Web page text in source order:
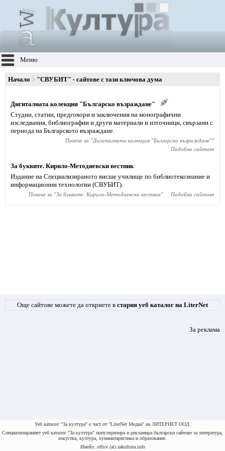
Меню
Начало "СВУБИТ" - сайтове с тази ключова дума
Дигиталната колекция "Българско възраждане"
Студии, статии, предговори и заключения на монографични
изследвания, библиографии и други материали и източници, свързани с
периода на Българското възраждане.
Повече за "Дигиталната колекция "Българско възраждане""
Подобни сайтове
За буквите. Кирило-Методиевски вестник
Издание на Специализираното висше училище по библиотекознание и
информационни технологии (СВУБИТ).
Повече за "За буквите. Кирило-Методиевски вестник" Подобни сайтове
Още сайтове можете да откриете в стария уеб каталог на LiterNet
За реклама
Уеб каталог "За култура" е част от "LiterNet Медиа" на ЛИТЕРНЕТ ООД.
Специализираният уеб каталог "За култура" популяризира и рекламира български сайтове за литература,
изкуства, култура, хуманитаристика и образование.
Имейл: office (at) zakultura.info